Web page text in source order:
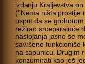
izdanju Kraljevstva
(''Nema ništa prostije
usput da se
režirao srceparajuće
nastojanja jasno se
savršeno funkcioniše
na sapunicu. Drugim
konzumirati kao još